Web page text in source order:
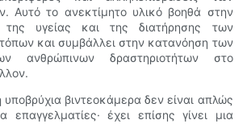
Αυτό το ανεκτίμητο υλικό βοηθά στην
της υγείας και της διατήρησης των
και συμβάλλει στην κατανόηση των
ανθρώπινων δραστηριοτήτων στο
βιντεοκάμερα δεν είναι απλώς
επαγγελματίες· έχει επίσης γίνει μια